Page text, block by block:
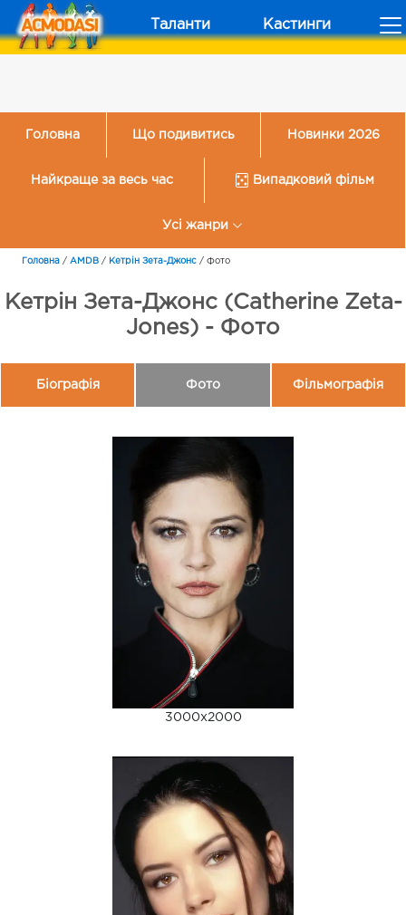
Таланти Кастинги
Головна Що подивитись Новинки 2026
Найкраще за весь час Випадковий фільм
Усі жанри
Головна / AMDB / Кетрін Зета-Джонс / Фото
Кетрін Зета-Джонс (Catherine Zeta-
Jones) - Фото
Біографія Фото Фільмографія
3000x2000